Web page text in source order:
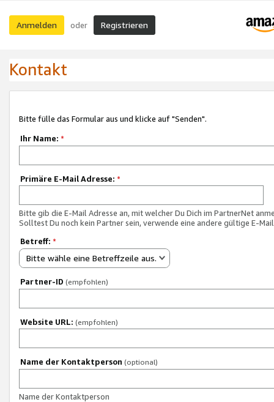
Anmelden oder Registrieren
Kontakt
Bitte fülle das Formular aus und klicke auf "Senden".
Ihr Name: *
Primäre E-Mail Adresse: *
Bitte gib die E-Mail Adresse an, mit welcher Du Dich im PartnerNet
Solltest Du noch kein Partner sein, verwende eine andere gültige E-
Betreff: *
Bitte wähle eine Betreffzeile aus.
Partner-ID (empfohlen)
Website URL: (empfohlen)
Name der Kontaktperson (optional)
Name der Kontaktperson